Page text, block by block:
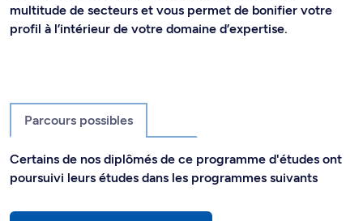
multitude de secteurs et vous permet de bonifier votre
profil à l’intérieur de votre domaine d’expertise.
Parcours possibles
Certains de nos diplômés de ce programme d'études ont
poursuivi leurs études dans les programmes suivants